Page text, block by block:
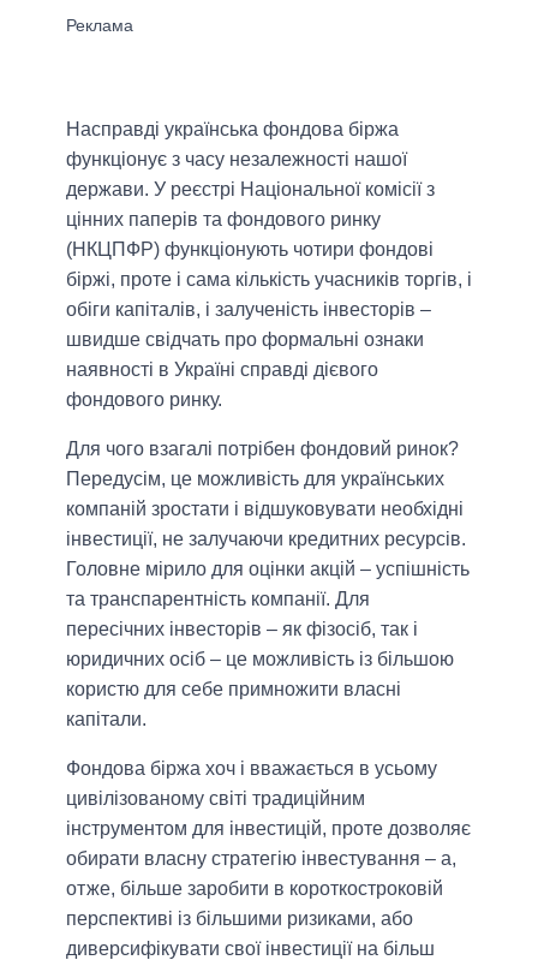
Насправді українська фондова біржа
функціонує з часу незалежності нашої
держави. У реєстрі Національної комісії з
цінних паперів та фондового ринку
(НКЦПФР) функціонують чотири фондові
біржі, проте і сама кількість учасників торгів, і
обіги капіталів, і залученість інвесторів ‒
швидше свідчать про формальні ознаки
наявності в Україні справді дієвого
фондового ринку.
Для чого взагалі потрібен фондовий ринок?
Передусім, це можливість для українських
компаній зростати і відшуковувати необхідні
інвестиції, не залучаючи кредитних ресурсів.
Головне мірило для оцінки акцій – успішність
та транспарентність компанії. Для
пересічних інвесторів – як фізосіб, так і
юридичних осіб – це можливість із більшою
користю для себе примножити власні
капітали.
Фондова біржа хоч і вважається в усьому
цивілізованому світі традиційним
інструментом для інвестицій, проте дозволяє
обирати власну стратегію інвестування – а,
отже, більше заробити в короткостроковій
перспективі із більшими ризиками, або
диверсифікувати свої інвестиції на більш